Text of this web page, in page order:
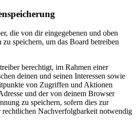
die von dir eingegebenen und oben
speichern, um das Board betreiben
berechtigt, im Rahmen einer
deinen und seinen Interessen sowie
von Zugriffen und Aktionen
und der von deinem Browser
zu speichern, sofern dies zur
rechtlichen Nachverfolgbarkeit notwendig